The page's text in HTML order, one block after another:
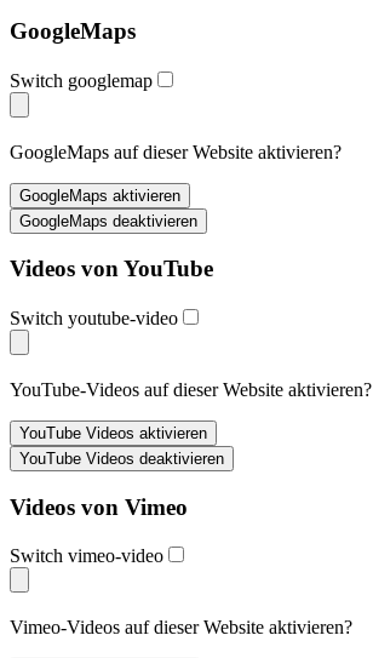
GoogleMaps
Switch googlemap
GoogleMaps auf dieser Website aktivieren?
Videos von YouTube
Switch youtube-video
YouTube-Videos auf dieser Website aktivieren?
Videos von Vimeo
Switch vimeo-video
Vimeo-Videos auf dieser Website aktivieren?